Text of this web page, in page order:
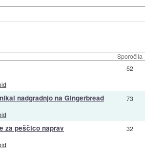
Sporočila
52
nadgradnjo na Gingerbread 73
za peščico naprav 32